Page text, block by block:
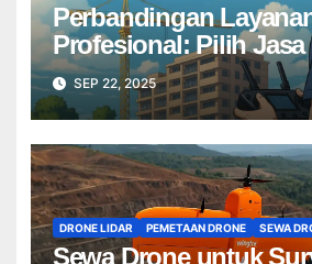
Perbandingan
Profesional: Pilih Jasa
Terbaik untuk Proyek
SEP 22, 2025
DRONE LIDAR PEMETAAN DRONE SEWA
Sewa Drone untuk